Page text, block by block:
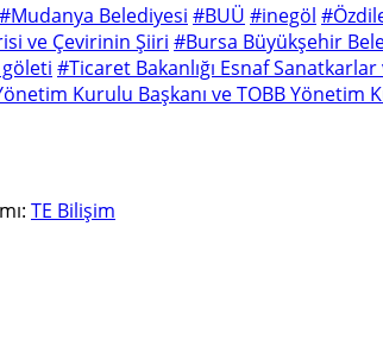
#Mudanya Belediyesi #BUÜ #inegöl
ve Çevirinin Şiiri #Bursa Büyükşehir
#Ticaret Bakanlığı Esnaf
Kurulu Başkanı ve TOBB Yönetim
TE Bilişim